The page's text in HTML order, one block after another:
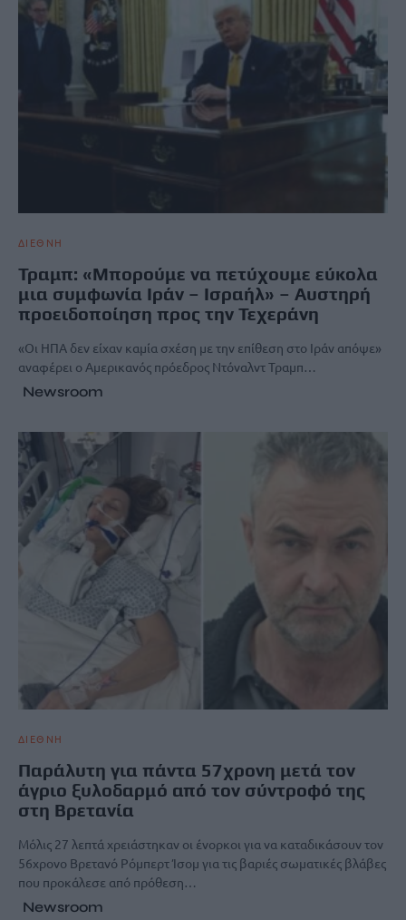
ΔΙΕΘΝΗ
Τραμπ: «Μπορούμε να πετύχουμε εύκολα
μια συμφωνία Ιράν – Ισραήλ» – Αυστηρή
προειδοποίηση προς την Τεχεράνη
«Οι ΗΠΑ δεν είχαν καμία σχέση με την επίθεση στο Ιράν απόψε»
αναφέρει ο Αμερικανός πρόεδρος Ντόναλντ Τραμπ…
Newsroom
ΔΙΕΘΝΗ
Παράλυτη για πάντα 57χρονη μετά τον
άγριο ξυλοδαρμό από τον σύντροφό της
στη Βρετανία
Μόλις 27 λεπτά χρειάστηκαν οι ένορκοι για να καταδικάσουν τον
56χρονο Βρετανό Ρόμπερτ Ίσομ για τις βαριές σωματικές βλάβες
που προκάλεσε από πρόθεση…
Newsroom